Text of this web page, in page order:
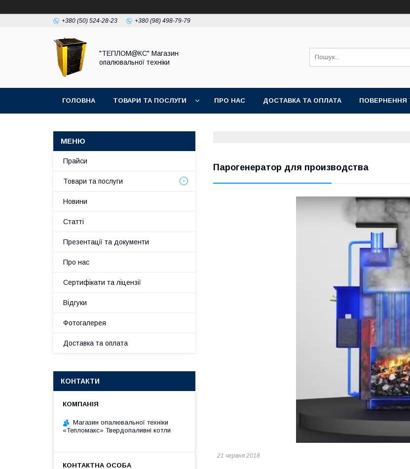
+380 (50) 524-28-23 +380 (98) 498-79-79
"ТЕПЛОМ@КС" Магазин
опалювальної техніки
ГОЛОВНА ТОВАРИ ТА ПОСЛУГИ ПРО НАС ДОСТАВКА ТА ОПЛАТА ПОВЕРНЕННЯ
Парогенератор для производства
21 червня 2018
Прайси
Товари та послуги
Новини
Статті
Презентації та документи
Про нас
Сертифікати та ліцензії
Відгуки
Фотогалерея
Доставка та оплата
КОНТАКТИ
Магазин опалювальної техніки
«Тепломакс» Твердопаливні котли